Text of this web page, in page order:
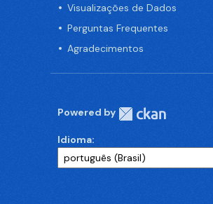
Visualizações de Dados
Perguntas Frequentes
Agradecimentos
Powered by
Idioma